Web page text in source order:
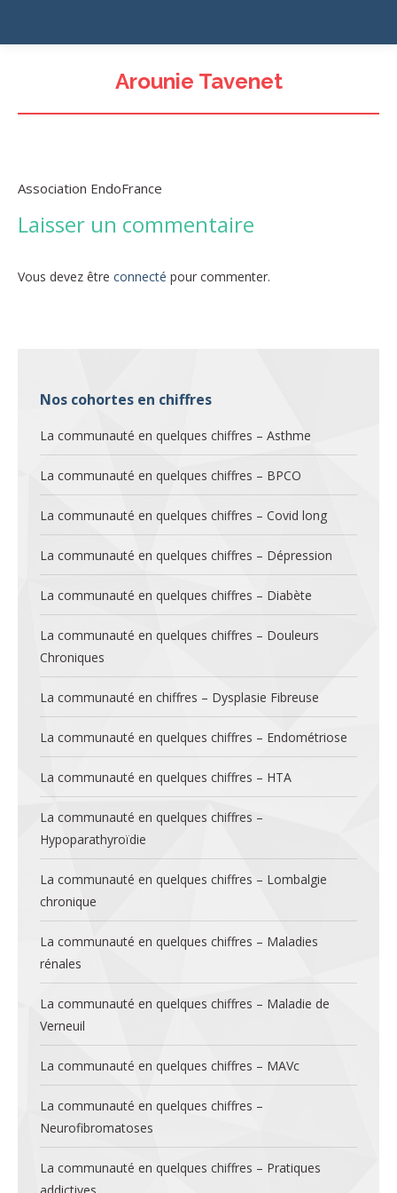
Arounie Tavenet
Association EndoFrance
Laisser un commentaire
Vous devez être connecté pour commenter.
Nos cohortes en chiffres
La communauté en quelques chiffres – Asthme
La communauté en quelques chiffres – BPCO
La communauté en quelques chiffres – Covid long
La communauté en quelques chiffres – Dépression
La communauté en quelques chiffres – Diabète
La communauté en quelques chiffres – Douleurs
Chroniques
La communauté en chiffres – Dysplasie Fibreuse
La communauté en quelques chiffres – Endométriose
La communauté en quelques chiffres – HTA
La communauté en quelques chiffres –
Hypoparathyroïdie
La communauté en quelques chiffres – Lombalgie
chronique
La communauté en quelques chiffres – Maladies
rénales
La communauté en quelques chiffres – Maladie de
Verneuil
La communauté en quelques chiffres – MAVc
La communauté en quelques chiffres –
Neurofibromatoses
La communauté en quelques chiffres – Pratiques